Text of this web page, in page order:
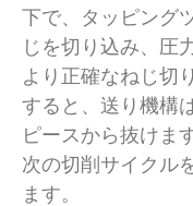
下で、タッピング
じを切り込み、圧
より正確なねじ切
すると、送り機構
ピースから抜けま
次の切削サイクル
ます。